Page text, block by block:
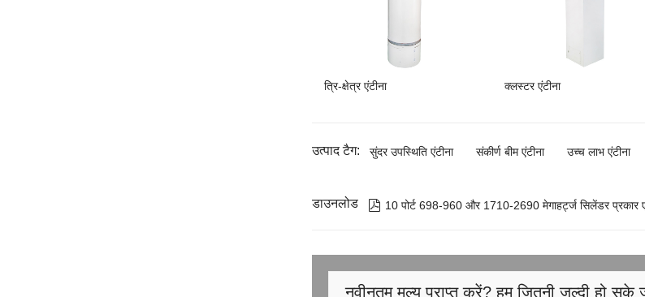
त्रि-क्षेत्र एंटीना क्लस्टर एंटीना
उत्पाद टैग: सुंदर उपस्थिति एंटीना संकीर्ण बीम एंटीना उच्च लाभ एंटीना
डाउनलोड  10 पोर्ट 698-960 और 1710-2690 मेगाहर्ट्ज सिलेंडर प्रकार
नवीनतम मूल्य प्राप्त करें? हम जितनी जल्दी हो